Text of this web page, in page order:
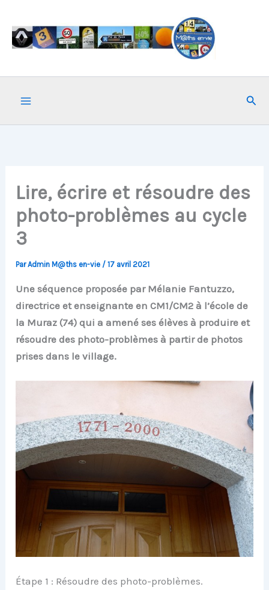
contenu
Lire, écrire et résoudre des
photo-problèmes au cycle
3
ParAdmin M@ths en-vie /17 avril 2021
Une séquence proposée par Mélanie Fantuzzo,
directrice et enseignante en CM1/CM2 à l’école de
la Muraz (74) qui a amené ses élèves à produire et
résoudre des photo-problèmes à partir de photos
prises dans le village.
Étape 1 : Résoudre des photo-problèmes.